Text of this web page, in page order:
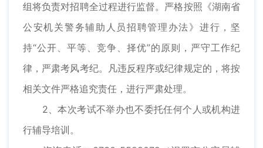
组将负责对招聘全过程进行监督。严格按照《湖南省
公安机关警务辅助人员招聘管理办法》进行，坚
持“公开、平等、竞争、择优”的原则，严守工作纪
律，严肃考风考纪。凡违反程序或纪律规定的，将按
相关文件严格追究责任，进行严肃处理。
2、本次考试不举办也不委托任何个人或机构进
行辅导培训。